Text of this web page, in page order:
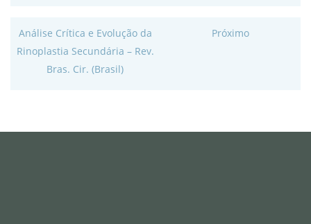
Próximo
Análise Crítica e Evolução da
Rinoplastia Secundária – Rev.
Bras. Cir. (Brasil)